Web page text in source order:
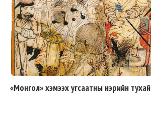
«Монгол» хэмээх угсаатны нэрийн тухай